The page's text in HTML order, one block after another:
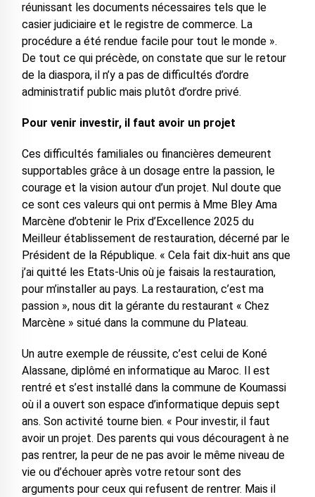
réunissant les documents nécessaires tels que le
casier judiciaire et le registre de commerce. La
procédure a été rendue facile pour tout le monde ».
De tout ce qui précède, on constate que sur le retour
de la diaspora, il n’y a pas de difficultés d’ordre
administratif public mais plutôt d’ordre privé.
Pour venir investir, il faut avoir un projet
Ces difficultés familiales ou financières demeurent
supportables grâce à un dosage entre la passion, le
courage et la vision autour d’un projet. Nul doute que
ce sont ces valeurs qui ont permis à Mme Bley Ama
Marcène d’obtenir le Prix d’Excellence 2025 du
Meilleur établissement de restauration, décerné par le
Président de la République. « Cela fait dix-huit ans que
j’ai quitté les Etats-Unis où je faisais la restauration,
pour m’installer au pays. La restauration, c’est ma
passion », nous dit la gérante du restaurant « Chez
Marcène » situé dans la commune du Plateau.
Un autre exemple de réussite, c’est celui de Koné
Alassane, diplômé en informatique au Maroc. Il est
rentré et s’est installé dans la commune de Koumassi
où il a ouvert son espace d’informatique depuis sept
ans. Son activité tourne bien. « Pour investir, il faut
avoir un projet. Des parents qui vous découragent à ne
pas rentrer, la peur de ne pas avoir le même niveau de
vie ou d’échouer après votre retour sont des
arguments pour ceux qui refusent de rentrer. Mais il